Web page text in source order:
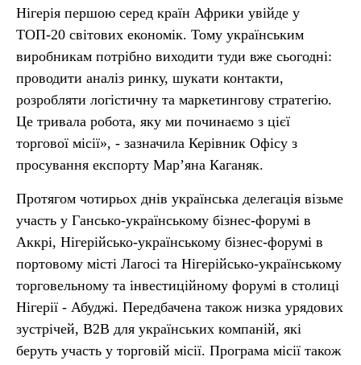
Нігерія першою серед країн Африки увійде у
ТОП-20 світових економік. Тому українським
виробникам потрібно виходити туди вже сьогодні:
проводити аналіз ринку, шукати контакти,
розробляти логістичну та маркетингову стратегію.
Це тривала робота, яку ми починаємо з цієї
торгової місії», - зазначила Керівник Офісу з
просування експорту Мар’яна Каганяк.
Протягом чотирьох днів українська делегація візьме
участь у Гансько-українському бізнес-форумі в
Аккрі, Нігерійсько-українському бізнес-форумі в
портовому місті Лагосі та Нігерійсько-українському
торговельному та інвестиційному форумі в столиці
Нігерії - Абуджі. Передбачена також низка урядових
зустрічей, B2B для українських компаній, які
беруть участь у торговій місії. Програма місії також